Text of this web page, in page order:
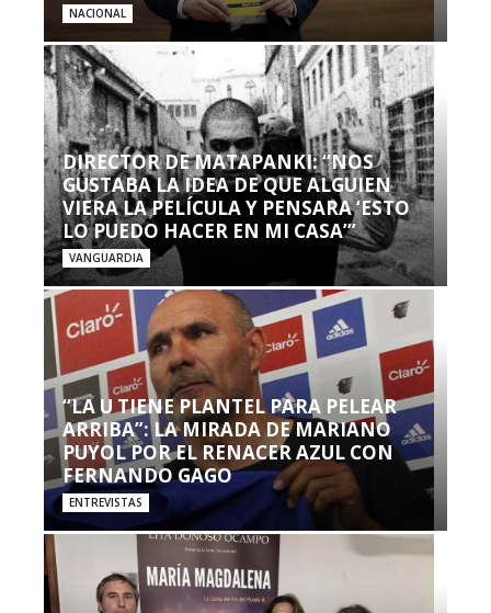
NACIONAL
DIRECTOR DE MATAPANKI: “NOS
GUSTABA LA IDEA DE QUE ALGUIEN
VIERA LA PELÍCULA Y PENSARA ‘ESTO
LO PUEDO HACER EN MI CASA’”
VANGUARDIA
“LA U TIENE PLANTEL PARA PELEAR
ARRIBA”: LA MIRADA DE MARIANO
PUYOL POR EL RENACER AZUL CON
FERNANDO GAGO
ENTREVISTAS